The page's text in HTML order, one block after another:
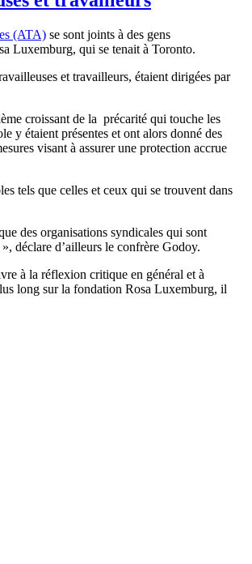
(ATA) se sont joints à des gens
Luxemburg, qui se tenait à Toronto.
et travailleurs, étaient dirigées par
croissant de la précarité qui touche les
y étaient présentes et ont alors donné des
visant à assurer une protection accrue
tels que celles et ceux qui se trouvent dans
des organisations syndicales qui sont
déclare d’ailleurs le confrère Godoy.
à la réflexion critique en général et à
long sur la fondation Rosa Luxemburg, il